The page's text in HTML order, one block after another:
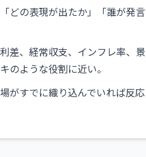
どの表現が出たか」「誰が発言
差、経常収支、インフレ率、景
のような役割に近い。
がすでに織り込んでいれば反応